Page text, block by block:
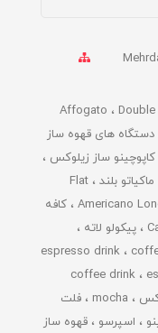
دستگاه های قهوه ساز
ساز زیلوکس
ماکیاتو بلند
Flat
Americano
کافه
پیکولو لاته
espresso drink
coffee drink
mocha
فلت
اسپرسو قهوه ساز